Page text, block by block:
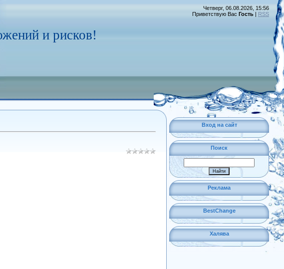
и рисков!
Четверг, 06.08.2026, 15:56
Приветствую Вас Гость | RSS
Вход на сайт
Поиск
Реклама
BestChange
Халява